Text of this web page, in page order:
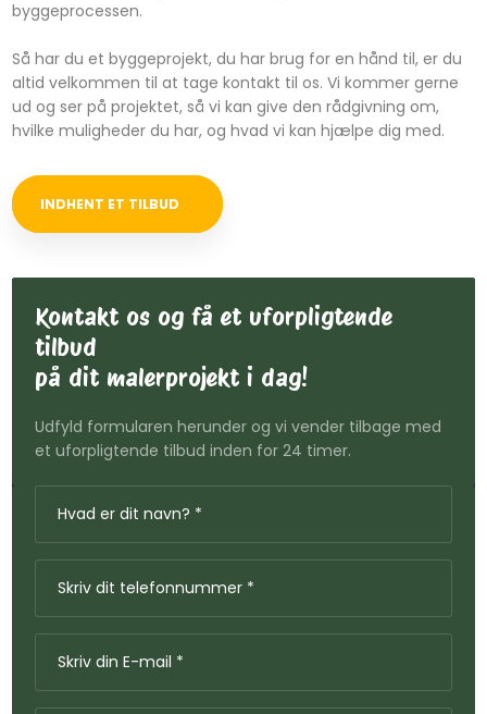
byggeprocessen.
Så har du et byggeprojekt, du har brug for en hånd til, er du
altid velkommen til at tage kontakt til os. Vi kommer gerne
ud og ser på projektet, så vi kan give den rådgivning om,
hvilke muligheder du har, og hvad vi kan hjælpe dig med.
INDHENT ET TILBUD
Kontakt os og få et uforpligtende
tilbud
​på dit malerprojekt i dag!
Udfyld formularen herunder og vi vender tilbage med
et uforpligtende tilbud inden for 24 timer.